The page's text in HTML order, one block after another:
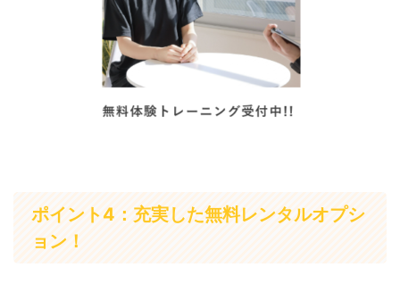
ポイント4：充実した無料レンタルオプシ
ョン！